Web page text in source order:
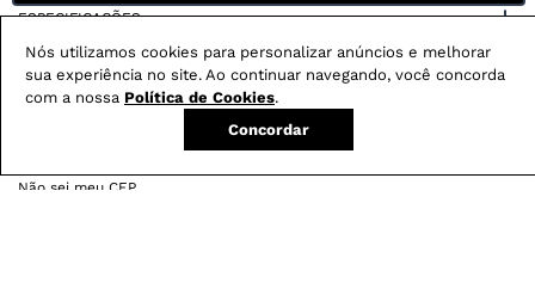
Nós utilizamos cookies para personalizar anúncios e melhorar
sua experiência no site. Ao continuar navegando, você concorda
com a nossa Política de Cookies.
Concordar
ESPECIFICAÇÕES
Não sei meu CEP